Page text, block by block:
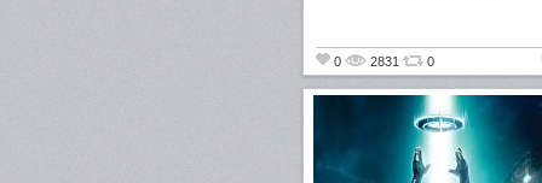
0 2831 0